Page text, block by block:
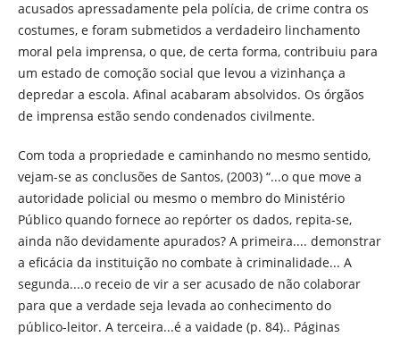
acusados apressadamente pela polícia, de crime contra os
costumes, e foram submetidos a verdadeiro linchamento
moral pela imprensa, o que, de certa forma, contribuiu para
um estado de comoção social que levou a vizinhança a
depredar a escola. Afinal acabaram absolvidos. Os órgãos
de imprensa estão sendo condenados civilmente.
Com toda a propriedade e caminhando no mesmo sentido,
vejam-se as conclusões de Santos, (2003) “...o que move a
autoridade policial ou mesmo o membro do Ministério
Público quando fornece ao repórter os dados, repita-se,
ainda não devidamente apurados? A primeira.... demonstrar
a eficácia da instituição no combate à criminalidade... A
segunda....o receio de vir a ser acusado de não colaborar
para que a verdade seja levada ao conhecimento do
público-leitor. A terceira...é a vaidade (p. 84).. Páginas